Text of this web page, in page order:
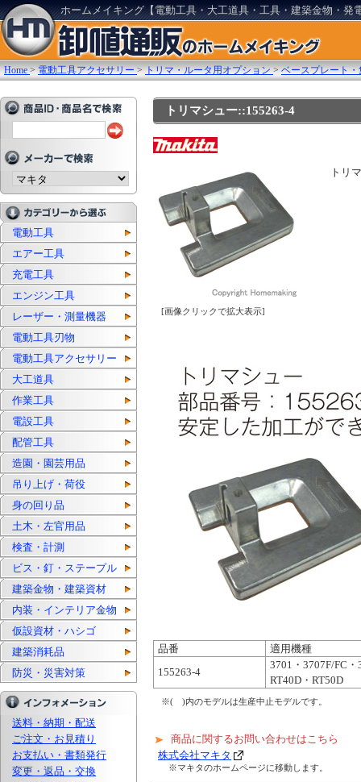
ホームメイキング【電動工具・大工道具・工具・建築金物・発
Home >電動工具アクセサリー >トリマ・ルータ用オプション >ベースプレート
電動工具
エアー工具
充電工具
エンジン工具
レーザー・測量機器
電動工具刃物
電動工具アクセサリー
大工道具
作業工具
電設工具
配管工具
造園・園芸用品
吊り上げ・荷役
身の回り品
土木・左官用品
検査・計測
ビス・釘・ステープル
建築金物・建築資材
内装・インテリア金物
仮設資材・ハシゴ
建築消耗品
防災・災害対策
送料・納期・配送
ご注文・お見積り
お支払い・書類発行
変更・返品・交換
トリマシュー::155263-4
[画像クリックで拡大表示]
トリ
品番
適用機種
155263-4
3701・3707F/FC
RT40D・RT50D
※( )内のモデルは生産中止モデルです。
商品に関するお問い合わせはこちら
株式会社マキタ
※マキタのホームページに移動します。